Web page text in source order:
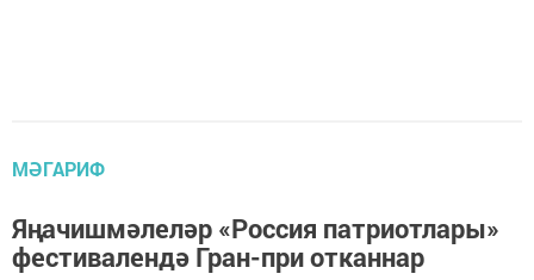
МӘГАРИФ
Яңачишмәлеләр «Россия патриотлары»
фестивалендә Гран-при отканнар